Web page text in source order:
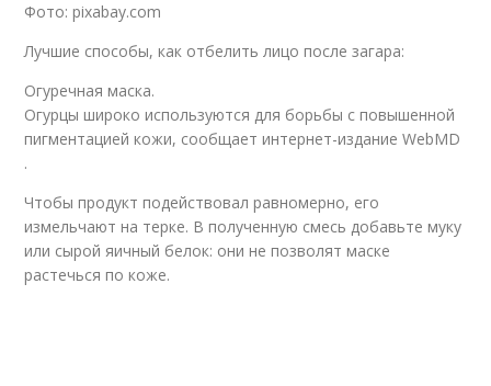
Фото: pixabay.com
Лучшие способы, как отбелить лицо после загара:
Огуречная маска.
Огурцы широко используются для борьбы с повышенной
пигментацией кожи, сообщает интернет-издание WebMD
.
Чтобы продукт подействовал равномерно, его
измельчают на терке. В полученную смесь добавьте муку
или сырой яичный белок: они не позволят маске
растечься по коже.